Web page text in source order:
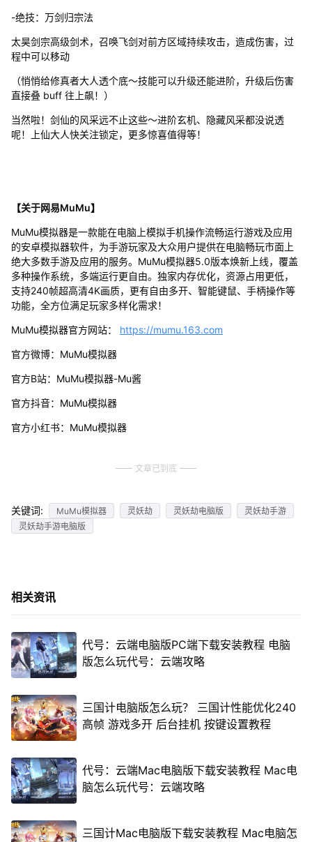
-绝技：万剑归宗法
太昊剑宗高级剑术，召唤飞剑对前方区域持续攻击，造成伤害，过
程中可以移动
（悄悄给修真者大人透个底～技能可以升级还能进阶，升级后伤害
直接叠 buff 往上飙！）
当然啦！剑仙的风采远不止这些～进阶玄机、隐藏风采都没说透
呢！上仙大人快关注锁定，更多惊喜值得等！
【关于网易MuMu】
MuMu模拟器是一款能在电脑上模拟手机操作流畅运行游戏及应用
的安卓模拟器软件，为手游玩家及大众用户提供在电脑畅玩市面上
绝大多数手游及应用的服务。MuMu模拟器5.0版本焕新上线，覆盖
多种操作系统，多端运行更自由。独家内存优化，资源占用更低，
支持240帧超高清4K画质，更有自由多开、智能键鼠、手柄操作等
功能，全方位满足玩家多样化需求！
MuMu模拟器官方网站： https://mumu.163.com
官方微博：MuMu模拟器
官方B站：MuMu模拟器-Mu酱
官方抖音：MuMu模拟器
官方小红书：MuMu模拟器
文章已到底
关键词: MuMu模拟器 灵妖劫 灵妖劫电脑版
灵妖劫手游
灵妖劫手游电脑版
相关资讯
代号：云端电脑版PC端下载安装教程 电脑
版怎么玩代号：云端攻略
三国计电脑版怎么玩？ 三国计性能优化240
高帧 游戏多开 后台挂机 按键设置教程
代号：云端Mac电脑版下载安装教程 Mac电
脑怎么玩代号：云端攻略
三国计Mac电脑版下载安装教程 Mac电脑怎